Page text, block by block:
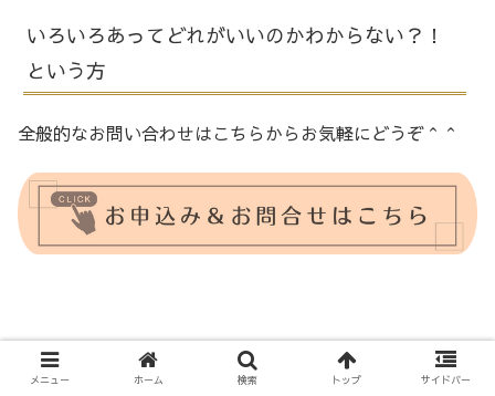
いろいろあってどれがいいのかわからない？！
という方
全般的なお問い合わせはこちらからお気軽にどうぞ＾＾
お待ちしてまーす！
メニュー ホーム 検索 トップ サイドバー